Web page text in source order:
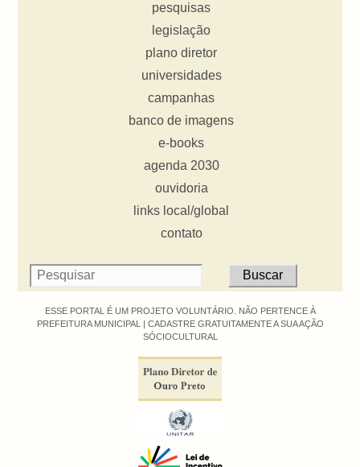
pesquisas
legislação
plano diretor
universidades
campanhas
banco de imagens
e-books
agenda 2030
ouvidoria
links local/global
contato
ESSE PORTAL É UM PROJETO VOLUNTÁRIO. NÃO PERTENCE À
PREFEITURA MUNICIPAL | CADASTRE GRATUITAMENTE A SUA AÇÃO
SÓCIOCULTURAL